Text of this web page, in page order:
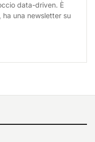
data-driven. È
ha una newsletter su